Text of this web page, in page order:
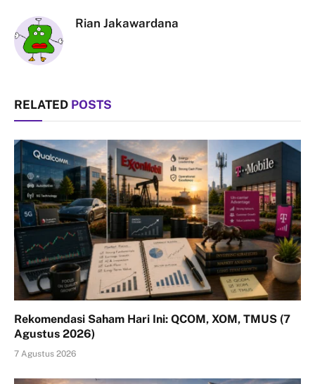
Rian Jakawardana
RELATED POSTS
Rekomendasi Saham Hari Ini: QCOM, XOM, TMUS (7
Agustus 2026)
7 Agustus 2026